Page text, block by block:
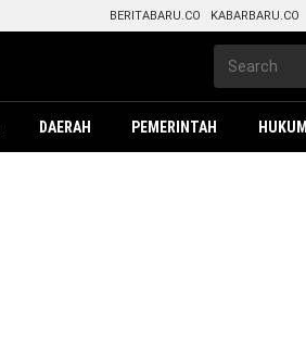
BERITABARU.CO KABARBARU.CO
DAERAH PEMERINTAH HUKUM